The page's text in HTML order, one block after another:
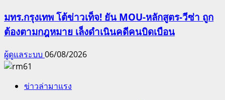
มทร.กรุงเทพ โต้ข่าวเท็จ! ยัน MOU-หลักสูตร-วีซ่า ถูก
ต้องตามกฎหมาย เล็งดำเนินคดีคนบิดเบือน
ผู้ดูแลระบบ 06/08/2026
ข่าวล่ามาแรง